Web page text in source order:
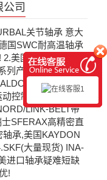
司
关节轴承 意大
国SWC耐高温轴承
美国道奇DODGE
列产品:DODGE轴
电机、BALD
控制器、瑞恩RELI
LINK-BELT带
SFERAX高精密直
承,美国KAYDON
大量现货) INA-
进口轴承疑难短缺
!